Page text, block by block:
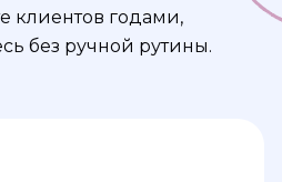
клиентов годами,
без ручной рутины.